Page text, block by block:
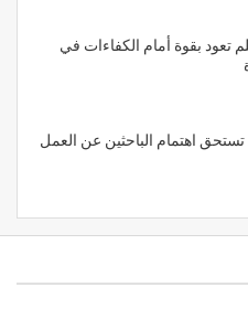
بقوة أمام الكفاءات في
اهتمام الباحثين عن العمل